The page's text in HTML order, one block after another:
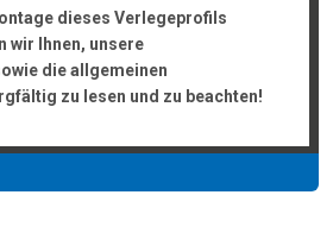
dieses Verlegeprofils
wir Ihnen, unsere
die allgemeinen
zu lesen und zu beachten!